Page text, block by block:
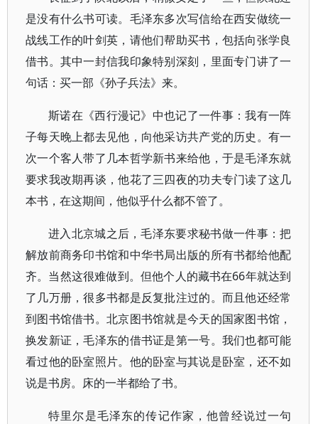
是没有什么书可读。毛泽东多次写信给在西安做统一
战线工作的叶剑英，请他们帮助买书，包括向张学良
借书。其中一封信我印象特别深刻，里面专门讲了一
句话：买一部《孙子兵法》来。
斯诺在《西行漫记》中也记了一件事：我有一阵
子每天晚上都去见他，向他采访共产党的历史。有一
次一个客人带了几本哲学新书来给他，于是毛泽东就
要求我改期再谈，他花了三四夜的功夫专门读了这几
本书，在这期间，他似乎什么都不管了。
进入北京城之后，毛泽东要求秘书做一件事：把
解放前商务印书馆和中华书局出版的所有书都给他配
齐。当然这很难做到。但他个人的藏书在66年就达到
了几万册，很多书都是反复批注过的。而且他还经常
到图书馆借书。北京图书馆就是今天的国家图书馆，
换发新证，毛泽东的借书证是第一号。我们也都可能
看过他的卧室照片。他的卧室与其说是卧室，还不如
说是书房。床的一半都给了书。
特里尔是毛泽东的传记作家，他曾经说过一句